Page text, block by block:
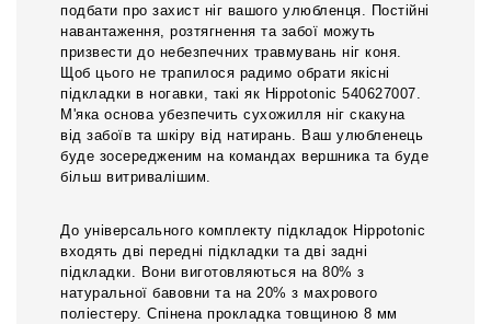
подбати про захист ніг вашого улюбленця. Постійні
навантаження, розтягнення та забої можуть
призвести до небезпечних травмувань ніг коня.
Щоб цього не трапилося радимо обрати якісні
підкладки в ногавки, такі як Hippotonic 540627007.
М'яка основа убезпечить сухожилля ніг скакуна
від забоїв та шкіру від натирань. Ваш улюбленець
буде зосередженим на командах вершника та буде
більш витривалішим.
До універсального комплекту підкладок Hippotonic
входять дві передні підкладки та дві задні
підкладки. Вони виготовляються на 80% з
натуральної бавовни та на 20% з махрового
поліестеру. Спінена прокладка товщиною 8 мм